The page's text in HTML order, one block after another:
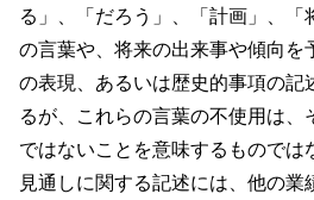
る」、「だろう」、「計画」、
の言葉や、将来の出来事や傾向を
の表現、あるいは歴史的事項の記
るが、これらの言葉の不使用は、
ではないことを意味するものでは
見通しに関する記述には、他の